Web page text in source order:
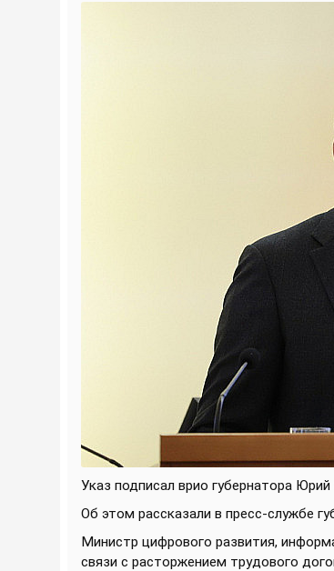
Указ подписал врио губернатора
Об этом рассказали в пресс-службе
Министр цифрового развития,
связи с расторжением трудового